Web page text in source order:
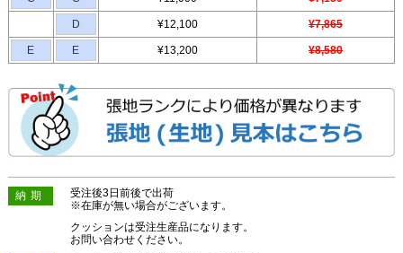
D ¥12,100 ¥7,865
E E ¥13,200 ¥8,580
納期
受注後3日前後で出荷
※在庫が無い場合がございます。
クッションは受注生産品になります。
お問い合わせください。